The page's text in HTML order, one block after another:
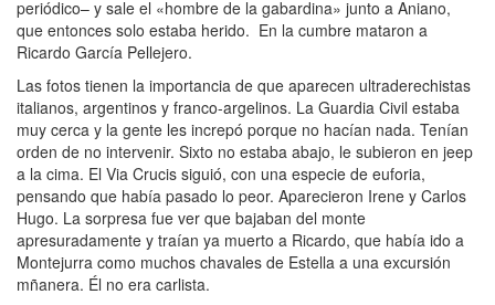
periódico– y sale el «hombre de la gabardina» junto a Aniano,
que entonces solo estaba herido. En la cumbre mataron a
Ricardo García Pellejero.
Las fotos tienen la importancia de que aparecen ultraderechistas
italianos, argentinos y franco-argelinos. La Guardia Civil estaba
muy cerca y la gente les increpó porque no hacían nada. Tenían
orden de no intervenir. Sixto no estaba abajo, le subieron en jeep
a la cima. El Via Crucis siguió, con una especie de euforia,
pensando que había pasado lo peor. Aparecieron Irene y Carlos
Hugo. La sorpresa fue ver que bajaban del monte
apresuradamente y traían ya muerto a Ricardo, que había ido a
Montejurra como muchos chavales de Estella a una excursión
mñanera. Él no era carlista.